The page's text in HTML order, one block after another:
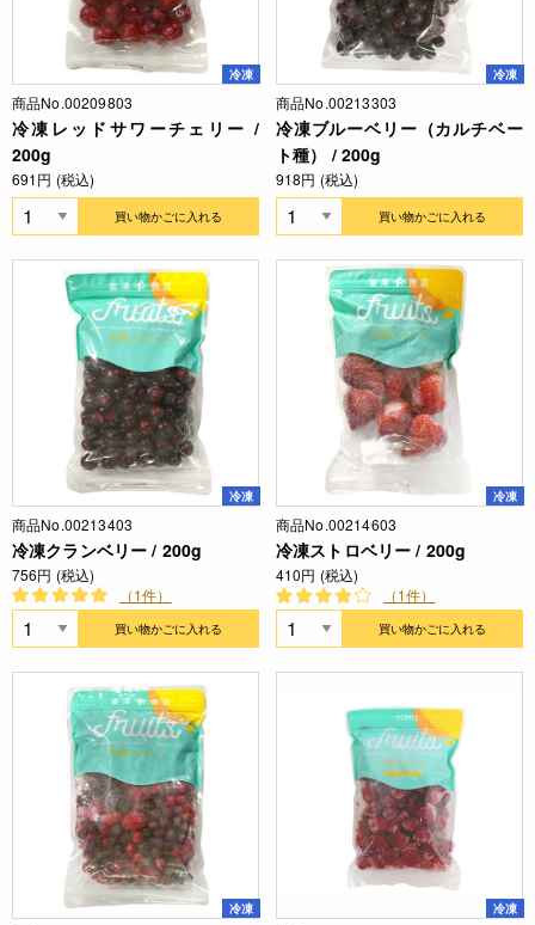
冷凍
商品No.00209803
冷凍レッドサワーチェリー /
200g
691円 (税込)
買い物かごに入れる
冷凍
商品No.00213303
冷凍ブルーベリー（カルチベー
ト種） / 200g
918円 (税込)
買い物かごに入れる
冷凍
商品No.00213403
冷凍クランベリー / 200g
756円 (税込)
（1件）
買い物かごに入れる
冷凍
商品No.00214603
冷凍ストロベリー / 200g
410円 (税込)
（1件）
買い物かごに入れる
冷凍 冷凍